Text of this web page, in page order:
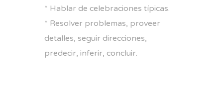
* Hablar de celebraciones típicas.
* Resolver problemas, proveer
detalles, seguir direcciones,
predecir, inferir, concluir.